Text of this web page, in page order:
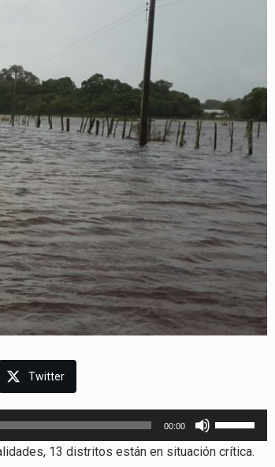
Twitter
00:00
las
teclas
13 distritos están en situación crítica.